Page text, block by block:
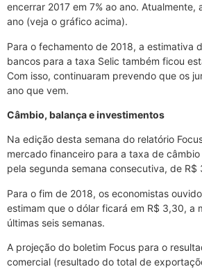
encerrar 2017 em 7% ao ano. Atualmente,
ano (veja o gráfico acima).
Para o fechamento de 2018, a estimativa
bancos para a taxa Selic também ficou
Com isso, continuaram prevendo que os
ano que vem.
Câmbio, balança e investimentos
Na edição desta semana do relatório
mercado financeiro para a taxa de
pela segunda semana consecutiva, de R$
Para o fim de 2018, os economistas
estimam que o dólar ficará em R$ 3,30, a
últimas seis semanas.
A projeção do boletim Focus para o
comercial (resultado do total de